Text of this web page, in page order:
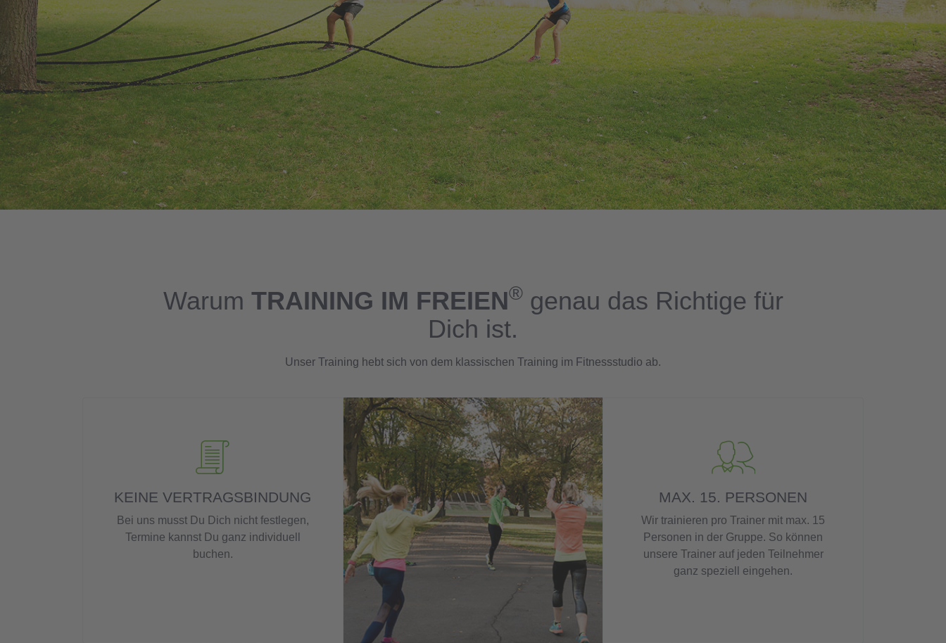
Warum TRAINING IM FREIEN®genau das Richtige für
Dich ist.
Unser Training hebt sich von dem klassischen Training im Fitnessstudio ab.
KEINE VERTRAGSBINDUNG
Bei uns musst Du Dich nicht festlegen,
Termine kannst Du ganz individuell
buchen.
MAX. 15. PERSONEN
Wir trainieren pro Trainer mit max. 15
Personen in der Gruppe. So können
unsere Trainer auf jeden Teilnehmer
ganz speziell eingehen.